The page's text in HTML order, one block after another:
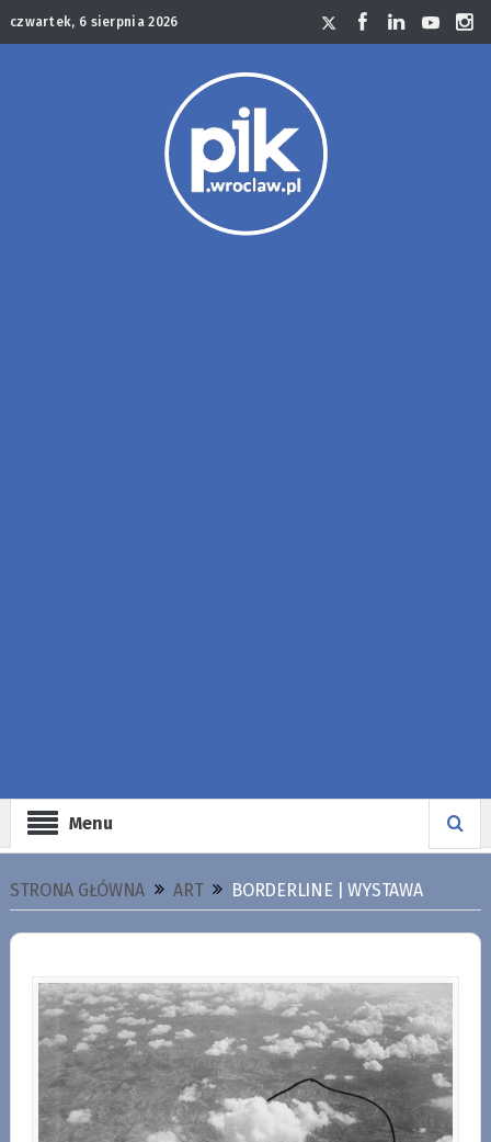
czwartek, 6 sierpnia 2026
Menu
STRONA GŁÓWNA ART BORDERLINE | WYSTAWA